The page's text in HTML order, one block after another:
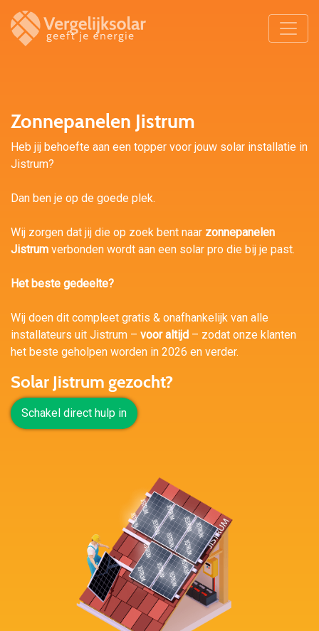
Zonnepanelen Jistrum
Heb jij behoefte aan een topper voor jouw solar installatie in
Jistrum?
Dan ben je op de goede plek.
Wij zorgen dat jij die op zoek bent naar zonnepanelen
Jistrum verbonden wordt aan een solar pro die bij je past.
Het beste gedeelte?
Wij doen dit compleet gratis & onafhankelijk van alle
installateurs uit Jistrum – voor altijd – zodat onze klanten
het beste geholpen worden in 2026 en verder.
Solar Jistrum gezocht?
Schakel direct hulp in